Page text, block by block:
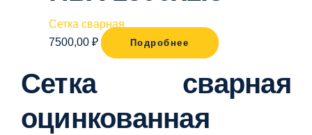
Сетка сварная
7500,00 ₽ Подробнее
Сетка сварная
оцинкованная